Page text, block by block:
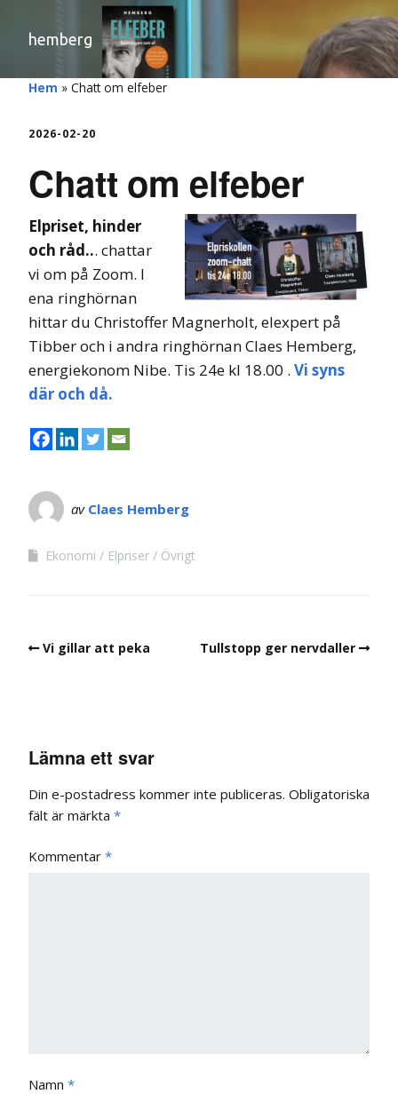
hemberg
Hem » Chatt om elfeber
2026-02-20
Chatt om elfeber
Elpriset, hinder
och råd... chattar
vi om på Zoom. I
ena ringhörnan
hittar du Christoffer Magnerholt, elexpert på
Tibber och i andra ringhörnan Claes Hemberg,
energiekonom Nibe. Tis 24e kl 18.00 . Vi syns
där och då.
av Claes Hemberg
Ekonomi Elpriser Övrigt
Vi gillar att peka Tullstopp ger nervdaller
Lämna ett svar
Din e-postadress kommer inte publiceras. Obligatoriska
fält är märkta *
Kommentar *
Namn *